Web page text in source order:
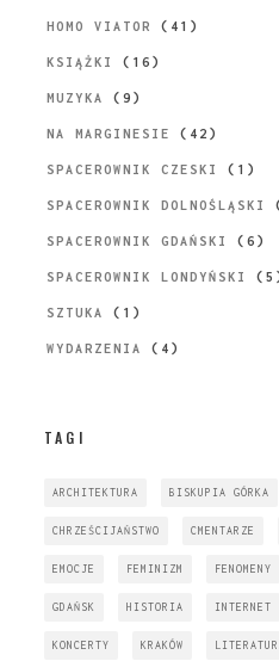
HOMO VIATOR (41)
KSIĄŻKI (16)
MUZYKA (9)
NA MARGINESIE (42)
SPACEROWNIK CZESKI (1)
SPACEROWNIK DOLNOŚLĄSKI
SPACEROWNIK GDAŃSKI (6)
SPACEROWNIK LONDYŃSKI
SZTUKA (1)
WYDARZENIA (4)
TAGI
ARCHITEKTURA BISKUPIA GÓRKA
CHRZEŚCIJAŃSTWO CMENTARZE
EMOCJE FEMINIZM FENOMENY
GDAŃSK HISTORIA INTERNET
KONCERTY KRAKÓW